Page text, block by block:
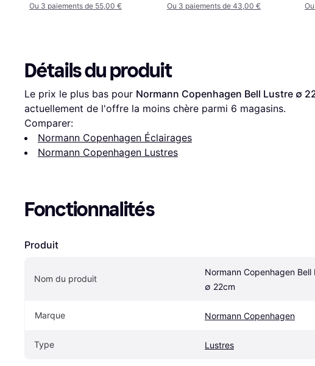
Ou 3 paiements de 55,00 € Ou 3 paiements de 43,00 €
Détails du produit
Le prix le plus bas pour Normann Copenhagen Bell Lustre ∅
actuellement de l'offre la moins chère parmi 6 magasins.
Comparer:
Normann Copenhagen Éclairages
Normann Copenhagen Lustres
Fonctionnalités
Produit
Nom du produit
Normann Copenhagen Bell
∅ 22cm
Marque Normann Copenhagen
Type Lustres